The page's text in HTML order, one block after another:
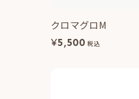
クロマグロM
¥5,500 税込